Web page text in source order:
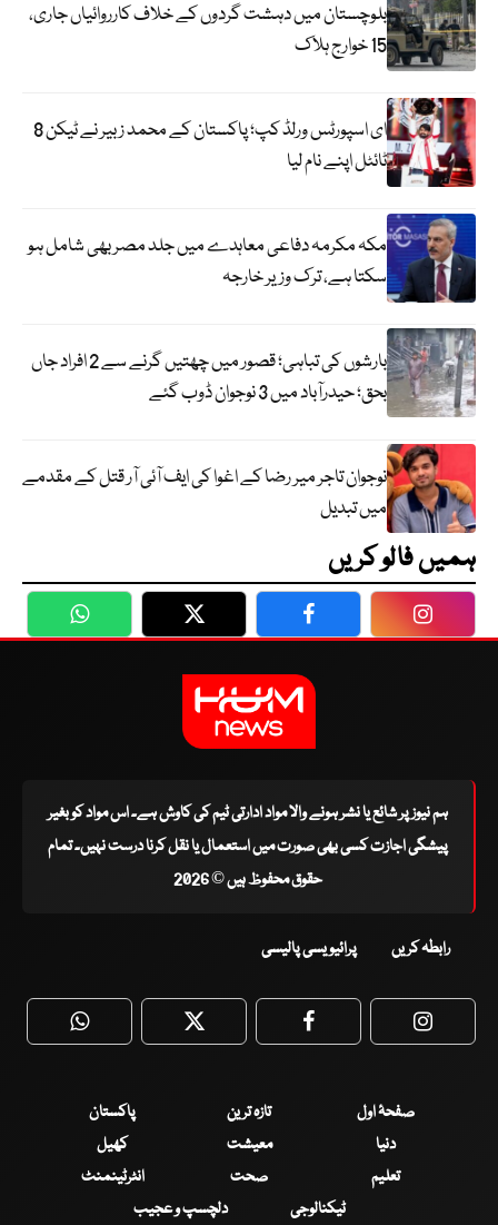
بلوچستان میں دہشت گردوں کے خلاف کارروائیاں جاری،
15 خوارج ہلاک
ای اسپورٹس ورلڈ کپ؛ پاکستان کے محمد زبیر نے ٹیکن 8
ٹائٹل اپنے نام لیا
مکہ مکرمہ دفاعی معاہدے میں جلد مصر بھی شامل ہو
سکتا ہے، ترک وزیر خارجہ
بارشوں کی تباہی؛ قصور میں چھتیں گرنے سے 2 افراد جاں
بحق؛ حیدرآباد میں 3 نوجوان ڈوب گئے
نوجوان تاجر میر رضا کے اغوا کی ایف آئی آر قتل کے مقدمے
میں تبدیل
ہمیں فالو کریں
WhatsApp Twitter Facebook
ہم نیوز پر شائع یا نشر ہونے والا مواد ادارتی ٹیم کی کاوش ہے۔ اس مواد کو بغیر
پیشگی اجازت کسی بھی صورت میں استعمال یا نقل کرنا درست نہیں۔ تمام
حقوق محفوظ ہیں © 2026
رابطہ کریں پرائیویسی پالیسی
WhatsApp Twitter Facebook
صفحۂ اول تازہ ترین
پاکستان
دنیا
معیشت
کھیل
تعلیم
صحت
انٹرٹینمنٹ
ٹیکنالوجی
دلچسپ و عجیب